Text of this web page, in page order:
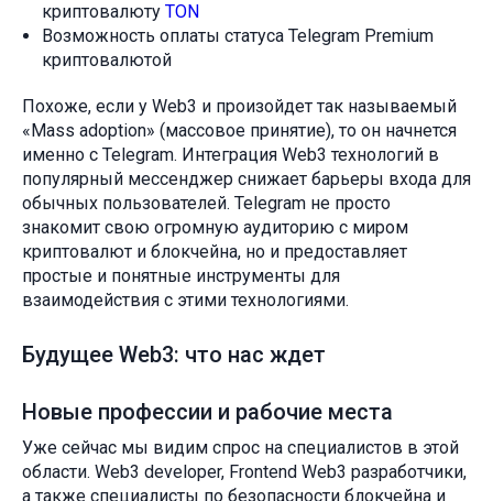
криптовалюту TON
Возможность оплаты статуса Telegram Premium
криптовалютой
Похоже, если у Web3 и произойдет так называемый
«Mass adoption» (массовое принятие), то он начнется
именно с Telegram. Интеграция Web3 технологий в
популярный мессенджер снижает барьеры входа для
обычных пользователей. Telegram не просто
знакомит свою огромную аудиторию с миром
криптовалют и блокчейна, но и предоставляет
простые и понятные инструменты для
взаимодействия с этими технологиями.
Будущее Web3: что нас ждет
Новые профессии и рабочие места
Уже сейчас мы видим спрос на специалистов в этой
области. Web3 developer, Frontend Web3 разработчики,
а также специалисты по безопасности блокчейна и